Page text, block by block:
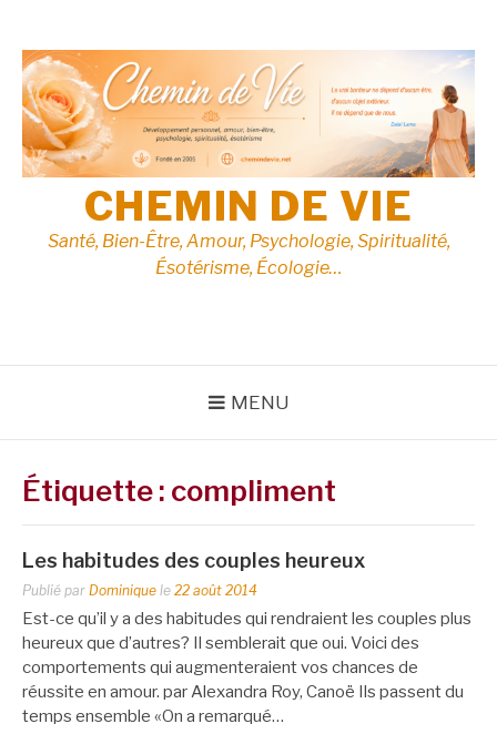
contenu
CHEMIN DE VIE
Santé, Bien-Être, Amour, Psychologie, Spiritualité,
Ésotérisme, Écologie…
MENU
Étiquette : compliment
Les habitudes des couples heureux
Publié par Dominique le 22 août 2014
Est-ce qu’il y a des habitudes qui rendraient les couples plus
heureux que d’autres? Il semblerait que oui. Voici des
comportements qui augmenteraient vos chances de
réussite en amour. par Alexandra Roy, Canoë Ils passent du
temps ensemble «On a remarqué…